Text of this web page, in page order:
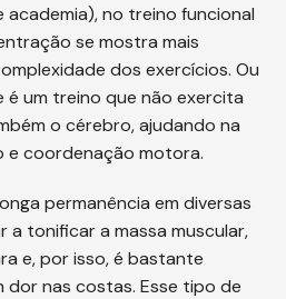
academia), no treino funcional
se mostra mais
dos exercícios. Ou
é um treino que não exercita
o cérebro, ajudando na
e coordenação motora.
permanência em diversas
a tonificar a massa muscular,
e, por isso, é bastante
dor nas costas. Esse tipo de